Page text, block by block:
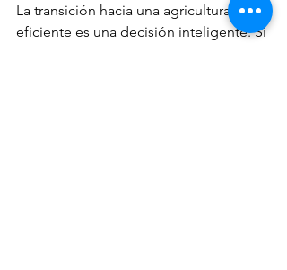
La transición hacia una agricultura más
eficiente es una decisión inteligente. Si